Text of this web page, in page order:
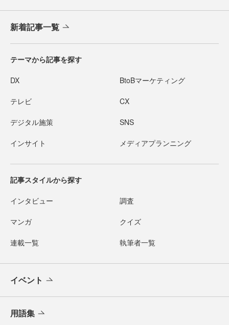
新着記事一覧
テーマから記事を探す
DX BtoBマーケティング
テレビ CX
デジタル施策 SNS
インサイト メディアプランニング
記事スタイルから探す
インタビュー 調査
マンガ クイズ
連載一覧 執筆者一覧
イベント
用語集